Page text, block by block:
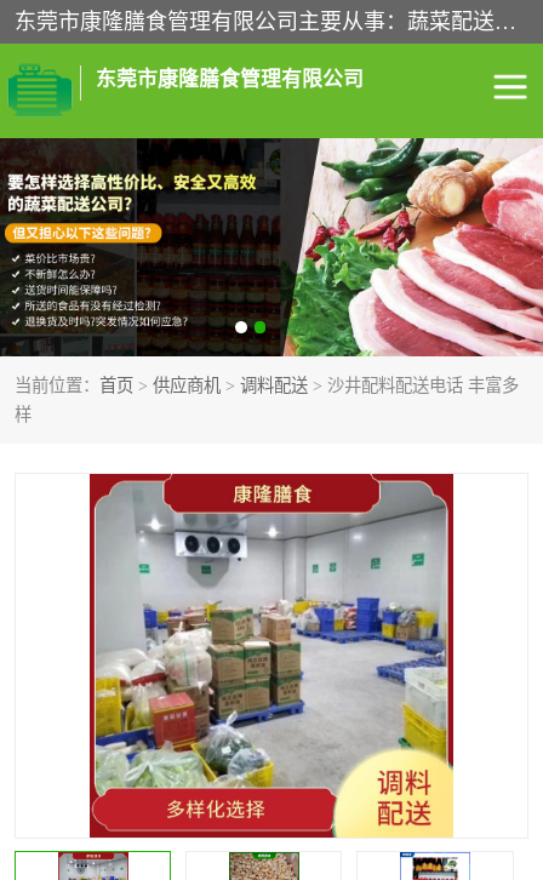
东莞市康隆膳食管理有限公司主要从事：蔬菜配送、食堂承包、企业工厂食堂承包、机关单位食堂承包、调味品配送、粮油配送、干货配送、副食配送、水果配送、海鲜配送等业务，东莞蔬菜配送电话，咨询在线客服。
东莞市康隆膳食管理有限公司
当前位置： 首页 > 供应商机 > 调料配送 > 沙井配料配送电话 丰富多
样
食堂承包 蔬菜配送
粮油配送 鲜肉配送
海鲜配送 食材配送
调料配送 企业工厂食堂承包
干货配送 副食配送